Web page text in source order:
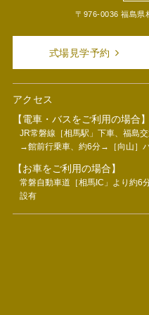
〒976-0036 福島県
式場見学予約
アクセス
【電車・バスをご利用の場合】
JR常磐線［相馬駅」下車、福島
→館前行乗車、約6分→［向山］
【お車をご利用の場合】
常磐自動車道［相馬IC」より約6
設有